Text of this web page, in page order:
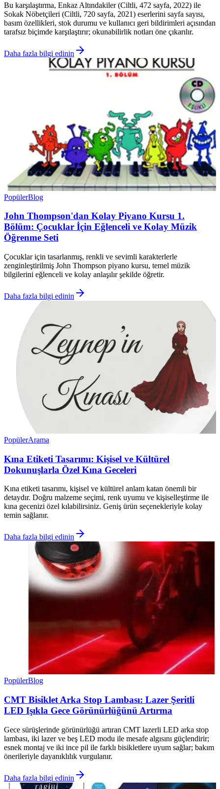
Bu karşılaştırma, Enkaz Altındakiler (Ciltli, 472 sayfa, 2022) ile
Sokak Nöbetçileri (Ciltli, 720 sayfa, 2021) eserlerini sayfa sayısı,
basım özellikleri, stok durumu ve kullanıcı geri bildirimleri açısından
tarafsız biçimde karşılaştırır; okunabilirlik notları öne çıkarılır.
Daha fazla bilgi edinin
PopülerBlog
John Thompson'dan Kolay Piyano Kursu 1.
Bölüm: Çocuklar İçin Eğlenceli ve Kolay Müzik
Öğrenme Seti
Çocuklar için tasarlanmış, renkli ve sevimli karakterlerle
zenginleştirilmiş John Thompson piyano kursu, temel müzik
bilgilerini eğlenceli ve kolay anlaşılır şekilde öğretir.
Daha fazla bilgi edinin
PopülerArama
Kına Etiketi Tasarımı: Kişisel ve Kültürel
Dokunuşlarla Özel Kına Geceleri
Kına etiketi tasarımı, kişisel ve kültürel anlam katan önemli bir
detaydır. Doğru malzeme seçimi, renk uyumu ve kişiselleştirme ile
kına gecenizi özel kılabilirsiniz. Geniş ürün seçenekleriyle kolay
temin sağlanır.
Daha fazla bilgi edinin
PopülerBlog
CMT Bisiklet Arka Stop Lambası: Lazer Şeritli
LED Işıkla Gece Görünürlüğünü Artırma
Gece sürüşlerinde görünürlüğü artıran CMT lazerli LED arka stop
lambası, iki lazer ve beş LED modu ile mesafe algısını güçlendirir;
esnek montaj ve iki ince pil ile farklı bisikletlere uyum sağlar; bakım
önerileriyle dayanıklılık vurgulanır.
Daha fazla bilgi edinin